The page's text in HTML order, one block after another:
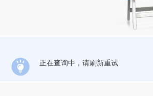
正在查询中，请刷新重试